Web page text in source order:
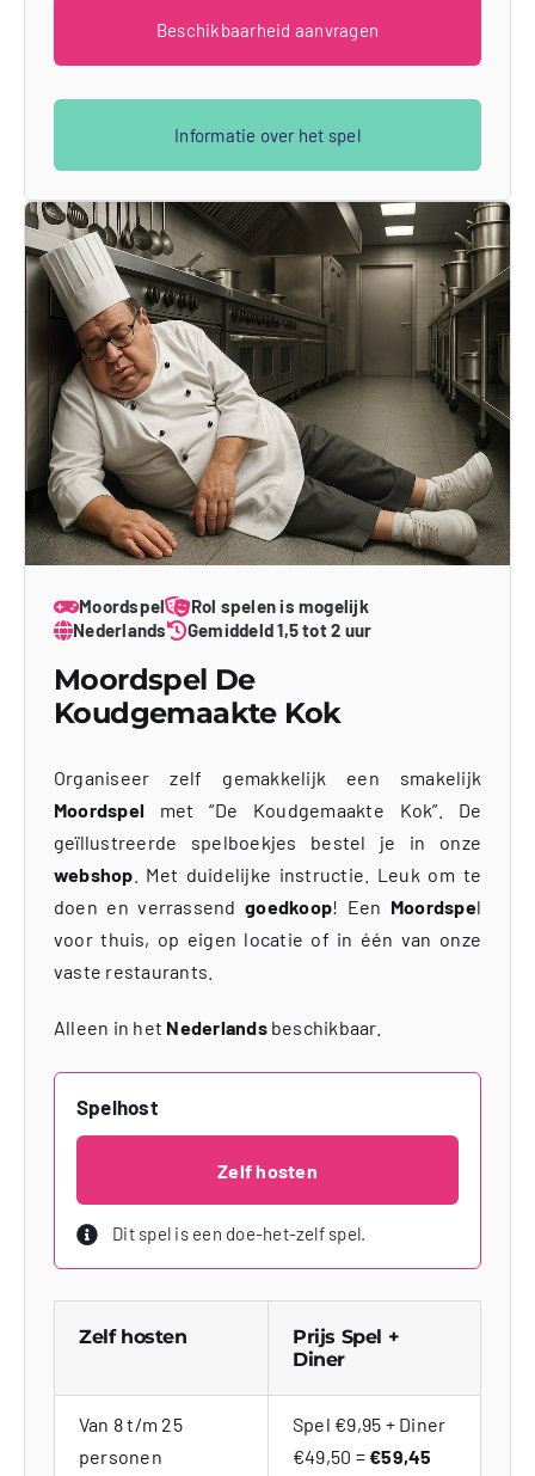
Beschikbaarheid aanvragen
Informatie over het spel
Moordspel
Rol spelen is mogelijk
Nederlands
Gemiddeld 1,5 tot 2 uur
Moordspel De
Koudgemaakte Kok
Organiseer zelf gemakkelijk een smakelijk
Moordspel met “De Koudgemaakte Kok”. De
geïllustreerde spelboekjes bestel je in onze
webshop . Met duidelijke instructie. Leuk om te
doen en verrassendgoedkoop! Een Moordspel
voor thuis, op eigen locatie of in één van onze
vaste restaurants.
Alleen in het Nederlandsbeschikbaar.
Spelhost
Zelf hosten
Dit spel is een doe-het-zelf spel.
Zelf hosten
Prijs Spel +
Diner
Van 8 t/m 25
personen
Spel €9,95 + Diner
€49,50 =€59,45